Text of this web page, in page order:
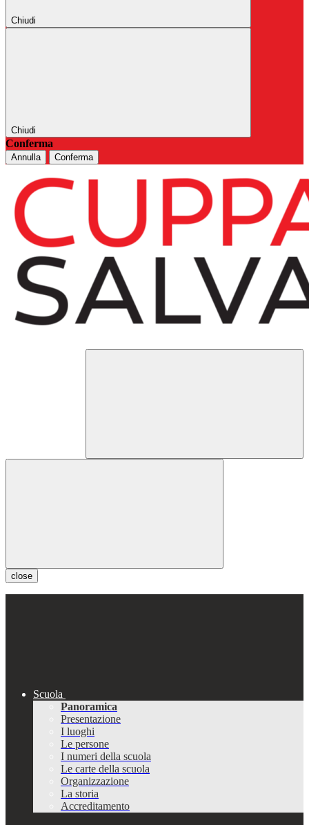
Chiudi
Chiudi
Conferma
Annulla Conferma
close
Scuola
Panoramica
Presentazione
I luoghi
Le persone
I numeri della scuola
Le carte della scuola
Organizzazione
La storia
Accreditamento